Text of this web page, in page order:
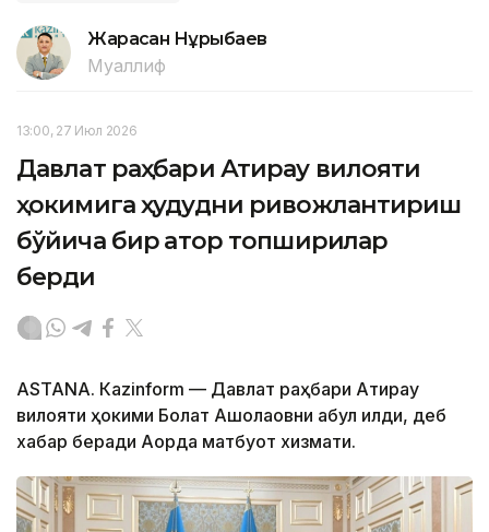
Жарасқан Нұрыбаев
Муаллиф
13:00, 27 Июл 2026
Давлат раҳбари Атирау вилояти
ҳокимига ҳудудни ривожлантириш
бўйича бир қатор топшириқлар
берди
ASTANА. Кazinform — Давлат раҳбари Атирау
вилояти ҳокими Болат Ақшолақовни қабул қилди, деб
хабар беради Ақорда матбуот хизмати.